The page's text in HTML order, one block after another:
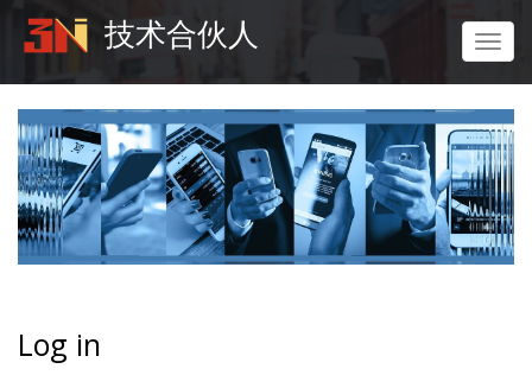
Skip
技术合伙人
Log in